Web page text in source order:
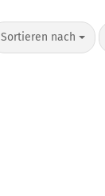
Sortieren nach
Sortieren nach